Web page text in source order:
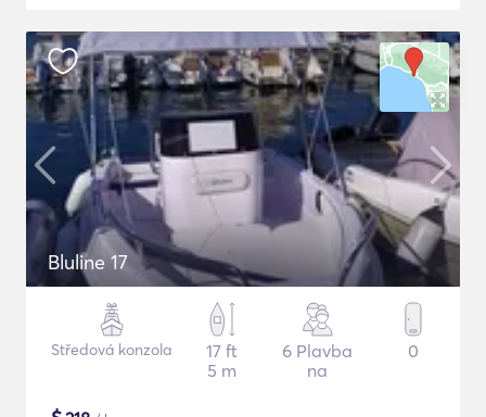
Bluline 17
Středová konzola
17 ft
5 m
6 Plavba
na
0